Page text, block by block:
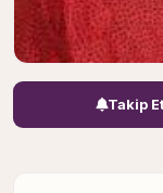
Takip